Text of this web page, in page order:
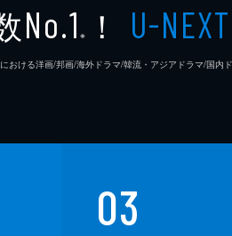
No.1 ※ ！ U-NEXT
ける洋画/邦画/海外ドラマ/韓流・アジアドラマ/国内
03